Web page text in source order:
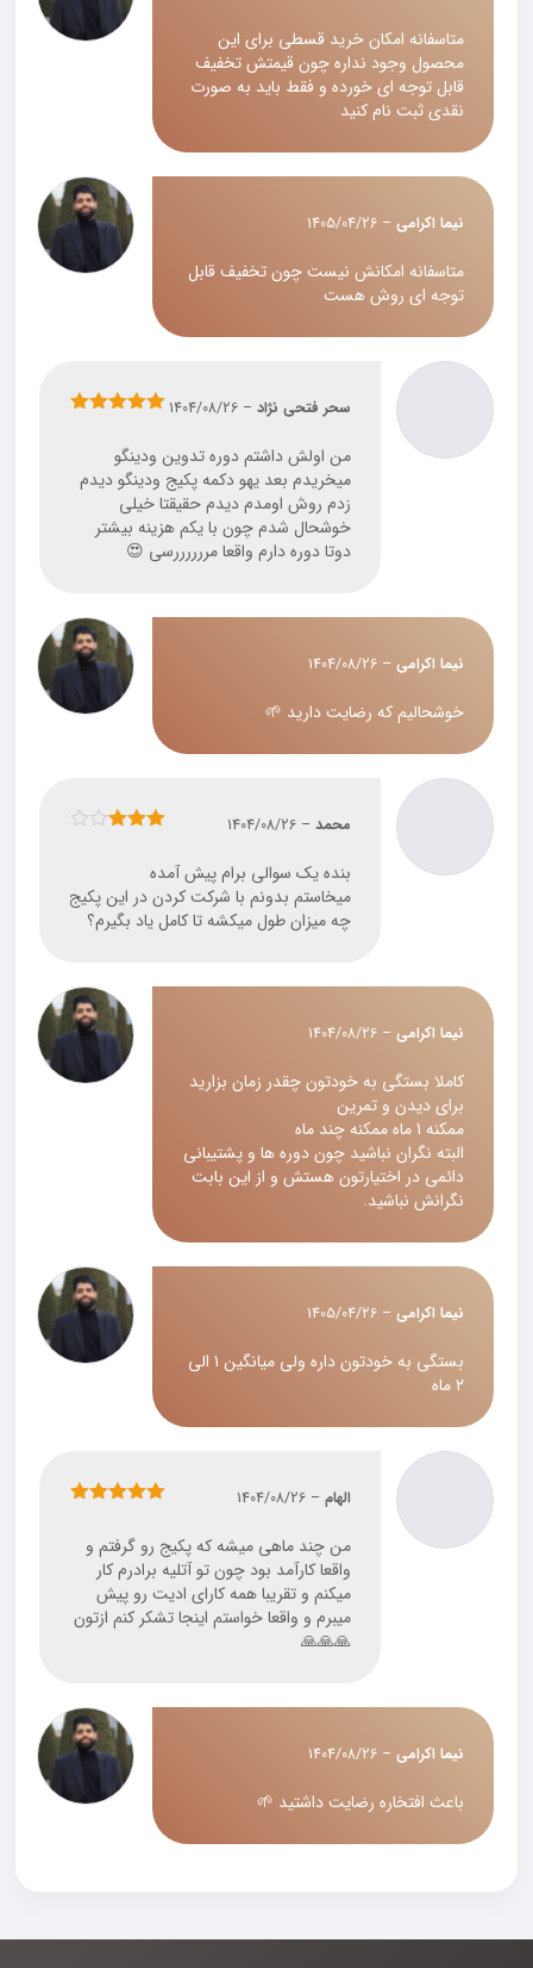
متاسفانه امکان خرید قسطی برای این
محصول وجود نداره چون قیمتش تخفیف
قابل توجه ای خورده و فقط باید به صورت
نقدی ثبت نام کنید
نیما اکرامی –
1405/04/26
متاسفانه امکانش نیست چون تخفیف قابل
توجه ای روش هست
سحر فتحی نژاد –
1404/08/26
من اولش داشتم دوره تدوین ودینگو
میخریدم بعد یهو دکمه پکیج ودینگو دیدم
زدم روش اومدم دیدم حقیقتا خیلی
خوشحال شدم چون با یکم هزینه بیشتر
دوتا دوره دارم واقعا مررررررسی 😍
نیما اکرامی –
1404/08/26
خوشحالیم که رضایت دارید 🌱
محمد –
1404/08/26
بنده یک سوالی برام پیش آمده
میخاستم بدونم با شرکت کردن در این پکیج
چه میزان طول میکشه تا کامل یاد بگیرم؟
نیما اکرامی –
1404/08/26
کاملا بستگی به خودتون چقدر زمان بزارید
برای دیدن و تمرین
ممکنه 1 ماه ممکنه چند ماه
البته نگران نباشید چون دوره ها و پشتیبانی
دائمی در اختیارتون هستش و از این بابت
نگرانش نباشید.
نیما اکرامی –
1405/04/26
بستگی به خودتون داره ولی میانگین ۱ الی
۲ ماه
الهام –
1404/08/26
من چند ماهی میشه که پکیج رو گرفتم و
واقعا کارآمد بود چون تو آتلیه برادرم کار
میکنم و تقریبا همه کارای ادیت رو پیش
میبرم و واقعا خواستم اینجا تشکر کنم ازتون
🙏🙏🙏
نیما اکرامی –
1404/08/26
باعث افتخاره رضایت داشتید 🌱